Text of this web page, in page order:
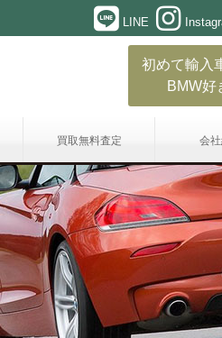
LINE
初めて輸入
BMW好
買取無料査定 会